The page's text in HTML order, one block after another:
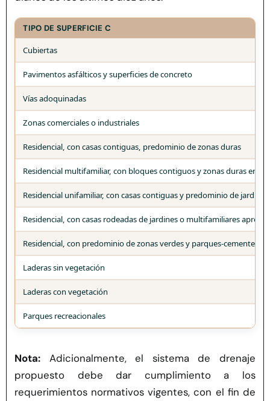
TIPO DE SUPERFICIE C
Cubiertas
Pavimentos asfálticos y superficies de concreto
Vías adoquinadas
Zonas comerciales o industriales
Residencial, con casas contiguas, predominio de zonas duras
Residencial multifamiliar, con bloques contiguos y zonas duras entre
Residencial unifamiliar, con casas contiguas y predominio de jardines
Residencial, con casas rodeadas de jardines o multifamiliares
Residencial, con predominio de zonas verdes y parques-cementerios
Laderas sin vegetación
Laderas con vegetación
Parques recreacionales
Nota:
Adicionalmente, el sistema de drenaje
propuesto debe dar cumplimiento a los
requerimientos normativos vigentes, con el fin de